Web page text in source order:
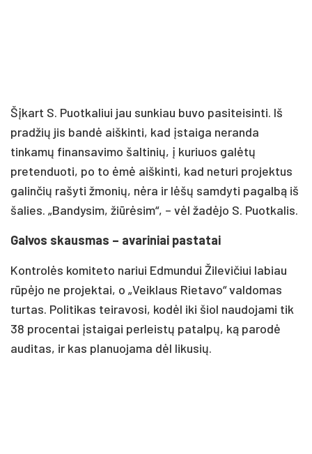
Šįkart S. Puotkaliui jau sunkiau buvo pasiteisinti. Iš
pradžių jis bandė aiškinti, kad įstaiga neranda
tinkamų finansavimo šaltinių, į kuriuos galėtų
pretenduoti, po to ėmė aiškinti, kad neturi projektus
galinčių rašyti žmonių, nėra ir lėšų samdyti pagalbą iš
šalies. „Bandysim, žiūrėsim“, – vėl žadėjo S. Puotkalis.
Galvos skausmas – avariniai pastatai
Kontrolės komiteto nariui Edmundui Žilevičiui labiau
rūpėjo ne projektai, o „Veiklaus Rietavo“ valdomas
turtas. Politikas teiravosi, kodėl iki šiol naudojami tik
38 procentai įstaigai perleistų patalpų, ką parodė
auditas, ir kas planuojama dėl likusių.